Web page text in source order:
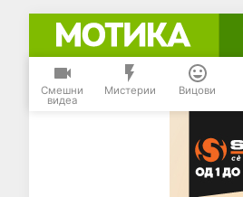
Смешни
видеа
Мистерии Вицови